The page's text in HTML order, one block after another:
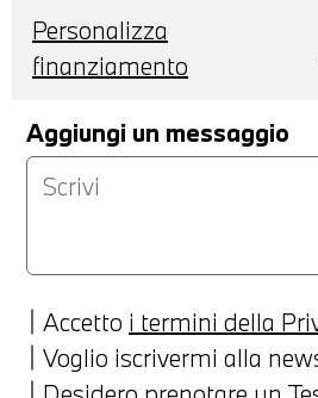
Personalizza
finanziamento
Aggiungi un messaggio
Accetto i termini della
Voglio iscrivermi alla